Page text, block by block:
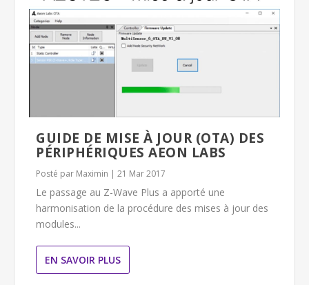
GUIDE DE MISE À JOUR (OTA) DES
PÉRIPHÉRIQUES AEON LABS
Posté par Maximin |21 Mar 2017
Le passage au Z-Wave Plus a apporté une
harmonisation de la procédure des mises à jour des
modules...
EN SAVOIR PLUS